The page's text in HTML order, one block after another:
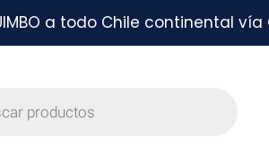
a todo Chile continental vía